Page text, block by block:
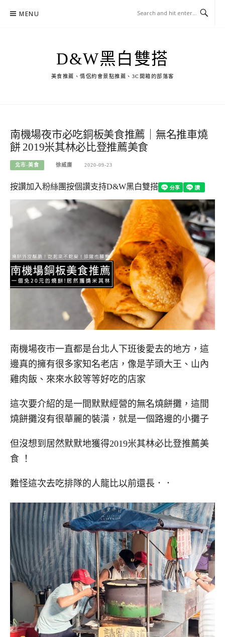
MENU
D&W黑白雙搭
美食推薦、情侶約會景點推薦、3C開箱的部落客
南機場夜市必吃銅板美食推薦｜無名推車燒
餅 2019米其林必比登推薦美食
北市-美食 徐威廉 2020-09-23
按讚加入粉絲團按個讚支持D&W黑白雙搭
南機場夜市一直都是台北人下班後愛去的地方，這
邊真的擁有很多家知名老店，像是芋頭大王、山內
雞肉飯、來來水餃等等好吃的店家
這次要介紹的是一間默默經營的無名燒餅攤，這間
燒餅攤沒有很華麗的裝潢，就是一個路邊的小攤子
但沒想到居然默默地獲得2019米其林必比登推薦美
食 ！
難怪這次去吃排隊的人龍比以前還長．．